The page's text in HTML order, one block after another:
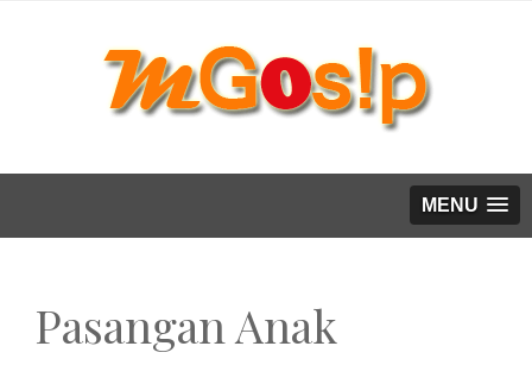
MENU
Pasangan Anak